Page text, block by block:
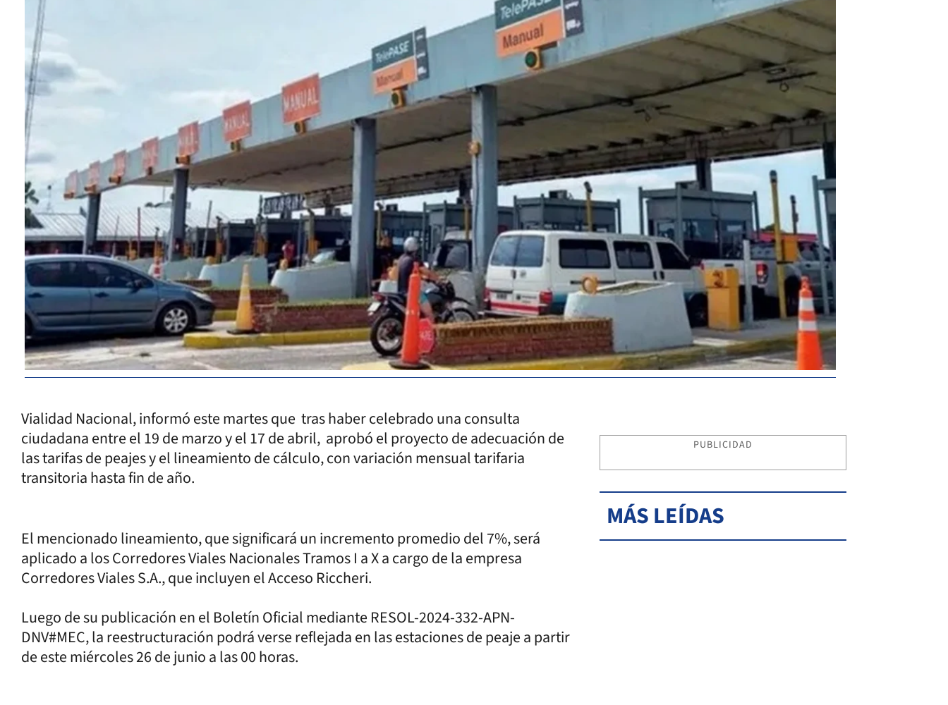
Vialidad Nacional, informó este martes que tras haber celebrado una consulta
ciudadana entre el 19 de marzo y el 17 de abril, aprobó el proyecto de adecuación de
las tarifas de peajes y el lineamiento de cálculo, con variación mensual tarifaria
transitoria hasta fin de año.
El mencionado lineamiento, que significará un incremento promedio del 7%, será
aplicado a los Corredores Viales Nacionales Tramos I a X a cargo de la empresa
Corredores Viales S.A., que incluyen el Acceso Riccheri.
Luego de su publicación en el Boletín Oficial mediante RESOL-2024-332-APN-
DNV#MEC, la reestructuración podrá verse reflejada en las estaciones de peaje a partir
de este miércoles 26 de junio a las 00 horas.
PUBLICIDAD
MÁS LEÍDAS